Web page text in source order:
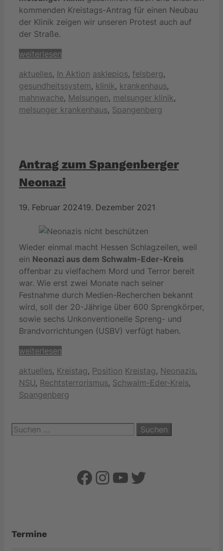
kommenden Kreistags-Antrag für einen Neubau
der Klinik zeigen wir unseren Protest auch auf
der Straße.
weiterlesen
Kategorien
aktuelles, In Aktion Schlagwörter
asklepios, felsberg,
gesundheitssystem, klinik, krankenhaus,
mahnwache, Melsungen, melsunger klinik,
melsunger krankenhaus, Spangenberg
Antrag zum Spangenberger
Neonazi
19. Februar 202419. Dezember 2021
Wieder einmal macht Hessen Schlagzeilen, weil
ein Neonazi aus dem Schwalm-Eder-Kreis
offenbar zu vielfachem Mord und Terror bereit
war. Wie erst zwei Monate nach seiner
Festnahme durch Medien-Recherchen bekannt
wird, soll der 20-Jährige über 600 Sprengkörper,
sowie sechs Unkonventionelle Spreng- und
Brandvorrichtungen (USBV) verfügt haben.
weiterlesen
Kategorien
aktuelles, Kreistag, Position Schlagwörter
Kreistag, Neonazis,
NSU, Rechtsterrorismus, Schwalm-Eder-Kreis,
Spangenberg
Suchen
nach:
Facebook
Instagram
YouTube
Twitter
Termine